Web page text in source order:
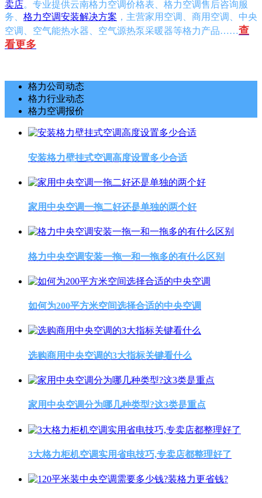
卖店。专业提供云南格力空调价格表、格力空调售后咨询服
务、 格力空调安装解决方案 ，主营家用空调、商用空调、中央
空调、空气能热水器、空气源热泵采暖器等格力产品……查
看更多
格力公司动态
格力行业动态
格力空调报价
安装格力壁挂式空调高度设置多少合适
家用中央空调一拖二好还是单独的两个好
格力中央空调安装一拖一和一拖多的有什么区别
如何为200平方米空间选择合适的中央空调
选购商用中央空调的3大指标关键看什么
家用中央空调分为哪几种类型?这3类是重点
3大格力柜机空调实用省电技巧,专卖店都整理好了